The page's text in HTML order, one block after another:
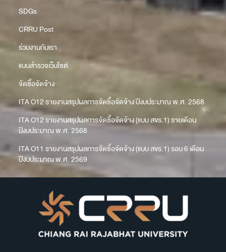
SDGs
CRRU Post
ร่วมงานกับเรา
แบบสำรวจเว็บไซต์
จัดซื้อจัดจ้าง
ITA O12 รายงานสรุปผลการจัดซื้อจัดจ้าง ปีงบประมาณ พ.ศ. 2568
ITA O12 รายงานสรุปผลการจัดซื้อจัดจ้าง (แบบ สขร.1) รายเดือน
ปีงบประมาณ พ.ศ. 2568
ITA O11 รายงานสรุปผลการจัดซื้อจัดจ้าง (แบบ สขร.1) รอบ 6 เดือน
ปีงบประมาณ พ.ศ. 2569